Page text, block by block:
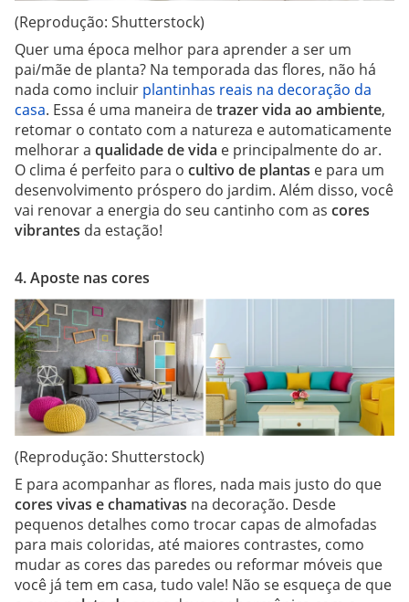
(Reprodução: Shutterstock)
Quer uma época melhor para aprender a ser um
pai/mãe de planta? Na temporada das flores, não há
nada como incluir plantinhas reais na decoração da
casa. Essa é uma maneira detrazer vida ao ambiente,
retomar o contato com a natureza e automaticamente
melhorar a qualidade de vida e principalmente do ar.
O clima é perfeito para o cultivo de plantas e para um
desenvolvimento próspero do jardim. Além disso, você
vai renovar a energia do seu cantinho com as cores
vibrantes da estação!
4. Aposte nas cores
(Reprodução: Shutterstock)
E para acompanhar as flores, nada mais justo do que
cores vivas e chamativas na decoração. Desde
pequenos detalhes como trocar capas de almofadas
para mais coloridas, até maiores contrastes, como
mudar as cores das paredes ou reformar móveis que
você já tem em casa, tudo vale! Não se esqueça de que